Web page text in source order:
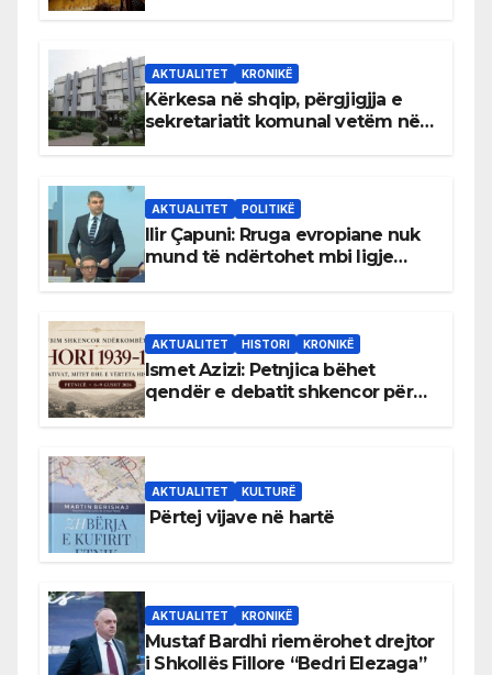
AKTUALITET KRONIKË
Kërkesa në shqip, përgjigjja e
sekretariatit komunal vetëm në
AKTUALITET POLITIKË
Ilir Çapuni: Rruga evropiane nuk
mund të ndërtohet mbi ligje
AKTUALITET HISTORI KRONIKË
Ismet Azizi: Petnjica bëhet
qendër e debatit shkencor për
AKTUALITET KULTURË
Përtej vijave në hartë
AKTUALITET KRONIKË
Mustaf Bardhi riemërohet drejtor
i Shkollës Fillore “Bedri Elezaga”